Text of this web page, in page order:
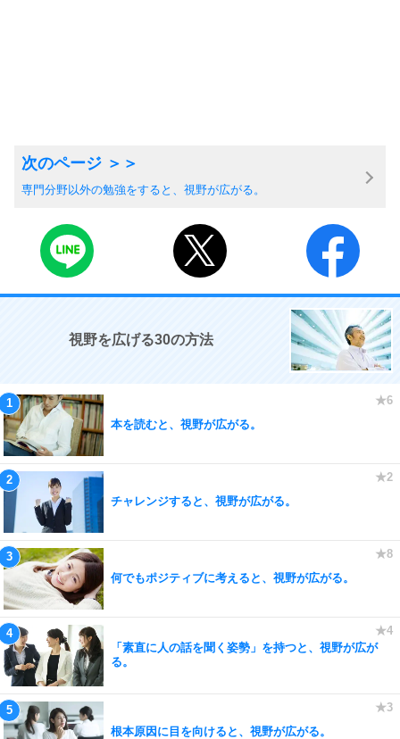
専門分野以外の勉強をすると、視野が広がる。
視野を広げる30の方法
本を読むと、視野が広がる。
チャレンジすると、視野が広がる。
何でもポジティブに考えると、視野が広がる。
「素直に人の話を聞く姿勢」を持つと、視野が広が
る。
根本原因に目を向けると、視野が広がる。